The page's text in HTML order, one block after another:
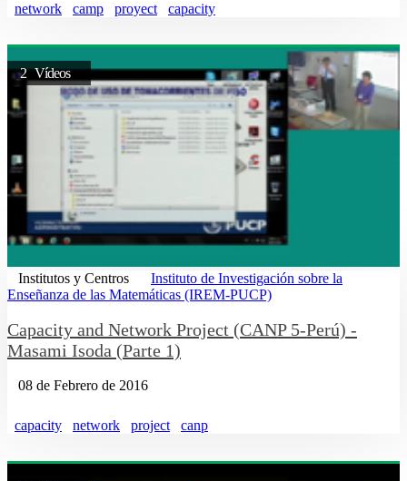
network camp proyect capacity
2 Vídeos
Institutos y Centros
Instituto de Investigación sobre la
Enseñanza de las Matemáticas (IREM-PUCP)
Capacity and Network Project (CANP 5-Perú) -
Masami Isoda (Parte 1)
08 de Febrero de 2016
capacity network project canp